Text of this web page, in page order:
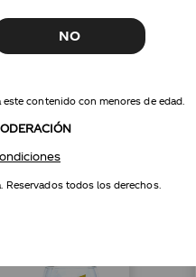
NO
contenido con menores de edad.
todos los derechos.